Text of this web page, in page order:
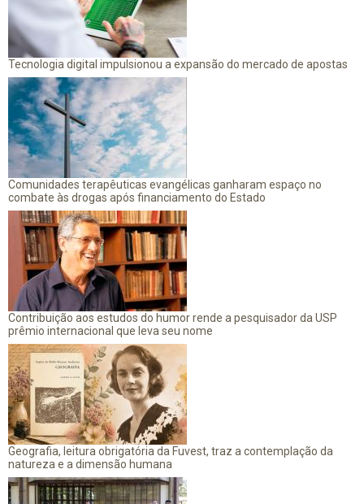
Tecnologia digital impulsionou a expansão do mercado de apostas
Comunidades terapêuticas evangélicas ganharam espaço no
combate às drogas após financiamento do Estado
Contribuição aos estudos do humor rende a pesquisador da USP
prêmio internacional que leva seu nome
Geografia, leitura obrigatória da Fuvest, traz a contemplação da
natureza e a dimensão humana